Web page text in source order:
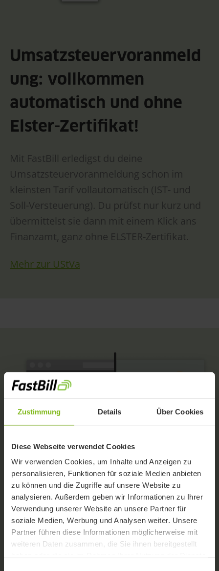
Zustimmung Details Über Cookies
Diese Webseite verwendet Cookies
Wir verwenden Cookies, um Inhalte und Anzeigen zu
personalisieren, Funktionen für soziale Medien anbieten
zu können und die Zugriffe auf unsere Website zu
analysieren. Außerdem geben wir Informationen zu Ihrer
Verwendung unserer Website an unsere Partner für
soziale Medien, Werbung und Analysen weiter. Unsere
Partner führen diese Informationen möglicherweise mit
weiteren Daten zusammen, die Sie ihnen bereitgestellt
Umsatzsteuervoranmeld
ung: vollkommen
automatisch und ohne
Elster-Zertifikat!
Mit FastBill erledigst du deine
Umsatzsteuervoranmeldung schon im
kleinsten Tarif vollautomatisch (IST- und
Soll-Versteuerung). Du prüfst nur kurz und
übermittelst sie dann mit einem Klick ans
Finanzamt, ganz ohne ELSTER-Zertifikat.
Mehr zur UStVa
Buchhaltung, die du